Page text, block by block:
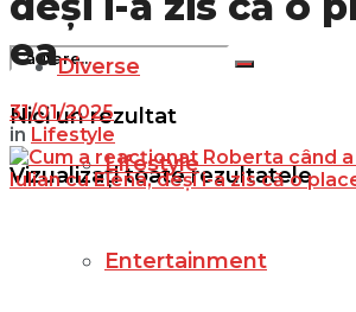
Nici un rezultat
Vizualizați toate rezultatele
Diverse
Lifestyle
Entertainment
ea
31/01/2025
in Lifestyle